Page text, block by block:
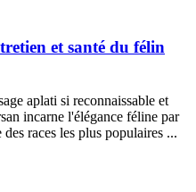
et santé du félin
aplati si reconnaissable et
incarne l'élégance féline par
races les plus populaires ...